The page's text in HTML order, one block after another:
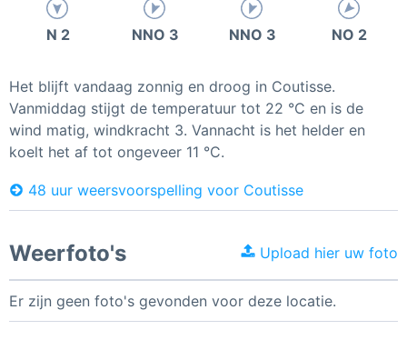
N 2 NNO 3 NNO 3 NO 2
Het blijft vandaag zonnig en droog in Coutisse.
Vanmiddag stijgt de temperatuur tot 22 °C en is de
wind matig, windkracht 3. Vannacht is het helder en
koelt het af tot ongeveer 11 °C.
48 uur weersvoorspelling voor Coutisse
Weerfoto's Upload hier uw foto
Er zijn geen foto's gevonden voor deze locatie.